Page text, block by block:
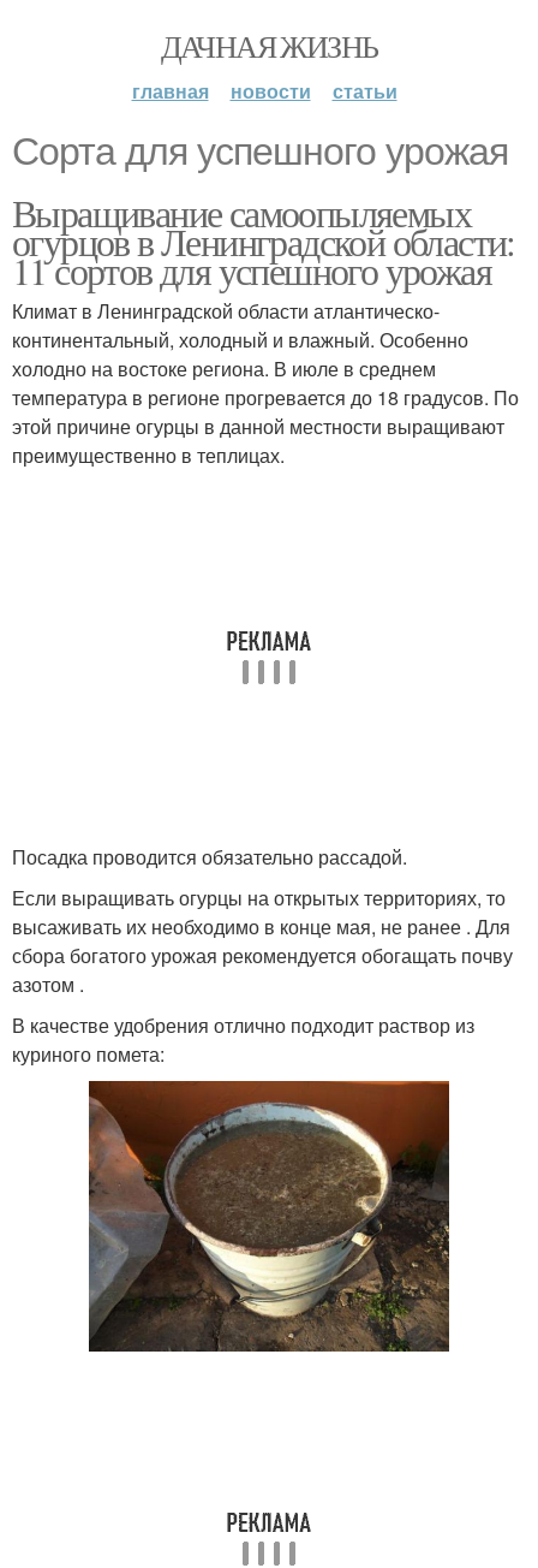
ДАЧНАЯ ЖИЗНЬ
главная новости статьи
Сорта для успешного урожая
Выращивание самоопыляемых
огурцов в Ленинградской области:
11 сортов для успешного урожая
Климат в Ленинградской области атлантическо-
континентальный, холодный и влажный. Особенно
холодно на востоке региона. В июле в среднем
температура в регионе прогревается до 18 градусов. По
этой причине огурцы в данной местности выращивают
преимущественно в теплицах.
Посадка проводится обязательно рассадой.
Если выращивать огурцы на открытых территориях, то
высаживать их необходимо в конце мая, не ранее . Для
сбора богатого урожая рекомендуется обогащать почву
азотом .
В качестве удобрения отлично подходит раствор из
куриного помета: